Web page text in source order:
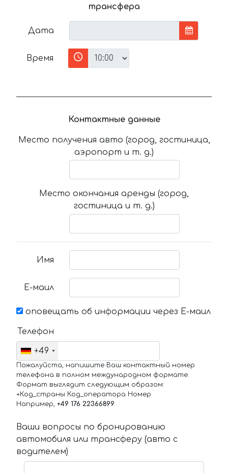
трансфера
Дата
Время
Контактные данные
Место получения авто (город, гостиница,
аэропорт и т. д.)
Место окончания аренды (город,
гостиница и т. д.)
Имя
Е-маил
оповещать об информации через Е-маил
Телефон
+49
Пожалуйста, напишите Ваш контактный номер
телефона в полном международном формате.
Формат выглядит следующим образом:
+Код_страны Код_оператора Номер
Например, +49 176 22366899
Ваши вопросы по бронированию
автомобиля или трансферу (авто с
водителем)